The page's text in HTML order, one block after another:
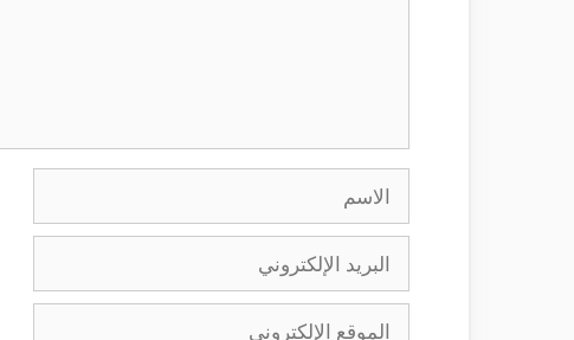
الاسم
البريد
الإلكتروني
الموقع